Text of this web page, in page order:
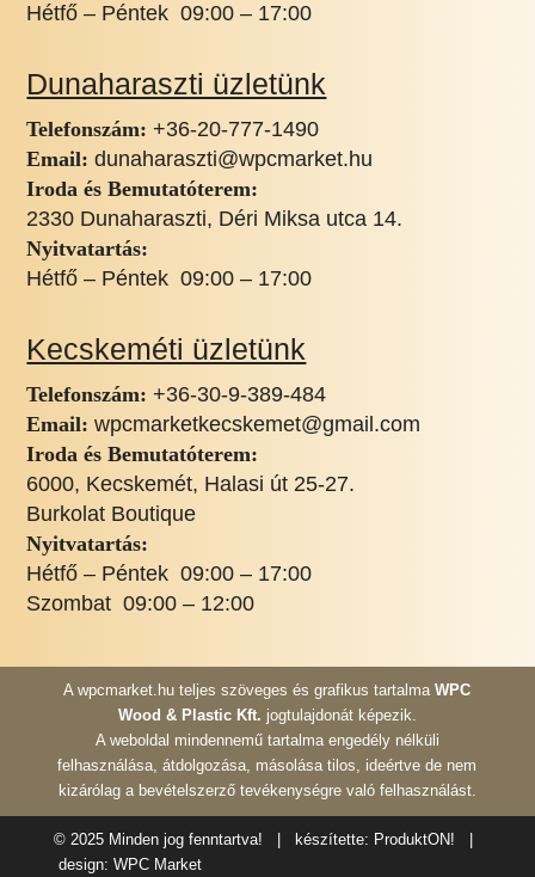
Hétfő – Péntek 09:00 – 17:00
Dunaharaszti üzletünk
Telefonszám: +36-20-777-1490
Email: dunaharaszti@wpcmarket.hu
Iroda és Bemutatóterem:
2330 Dunaharaszti, Déri Miksa utca 14.
Nyitvatartás:
Hétfő – Péntek 09:00 – 17:00
Kecskeméti üzletünk
Telefonszám: +36-30-9-389-484
Email:wpcmarketkecskemet@gmail.com
Iroda és Bemutatóterem:
6000, Kecskemét, Halasi út 25-27.
Burkolat Boutique
Nyitvatartás:
Hétfő – Péntek 09:00 – 17:00
Szombat 09:00 – 12:00
A wpcmarket.hu teljes szöveges és grafikus tartalmaWPC
Wood & Plastic Kft. jogtulajdonát képezik.
A weboldal mindennemű tartalma engedély nélküli
felhasználása, átdolgozása, másolása tilos, ideértve de nem
kizárólag a bevételszerző tevékenységre való felhasználást.
© 2025 Minden jog fenntartva! | készítette: ProduktON!
design: WPC Market